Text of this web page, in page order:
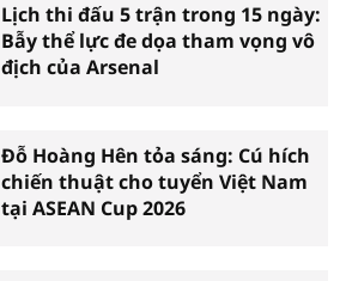
Lịch thi đấu 5 trận trong 15 ngày:
Bẫy thể lực đe dọa tham vọng vô
địch của Arsenal
Đỗ Hoàng Hên tỏa sáng: Cú hích
chiến thuật cho tuyển Việt Nam
tại ASEAN Cup 2026